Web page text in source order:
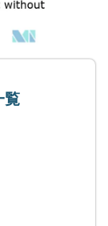
覧